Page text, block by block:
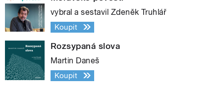
vybral a sestavil Zdeněk Truhlář
Koupit
Rozsypaná slova
Martin Daneš
Koupit